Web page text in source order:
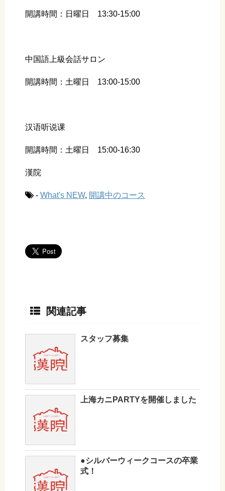
開講時間：日曜日 13:30-15:00
中国語上級会話サロン
開講時間：土曜日 13:00-15:00
汉语听说课
開講時間：土曜日 15:00-16:30
漢院
- What's NEW, 開講中のコース
関連記事
スタッフ募集
上海カニPARTYを開催しました
●シルバーウィークコースの卒業
式！